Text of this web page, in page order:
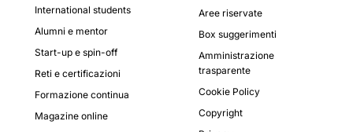
International students
Alumni e mentor
Start-up e spin-off
Reti e certificazioni
Formazione continua
Magazine online
Aree riservate
Box suggerimenti
Amministrazione
trasparente
Cookie Policy
Copyright